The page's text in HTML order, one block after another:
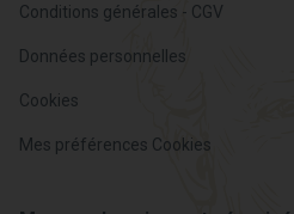
Conditions générales - CGV
Données personnelles
Cookies
Mes préférences Cookies